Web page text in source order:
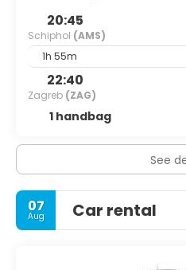
20:45
Schiphol (AMS)
1h 55m
22:40
Zagreb (ZAG)
1 handbag
See
07
Aug Car rental